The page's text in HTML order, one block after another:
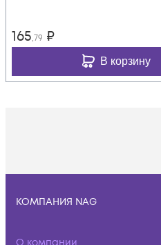
165,79 ₽
В корзину
КОМПАНИЯ NAG